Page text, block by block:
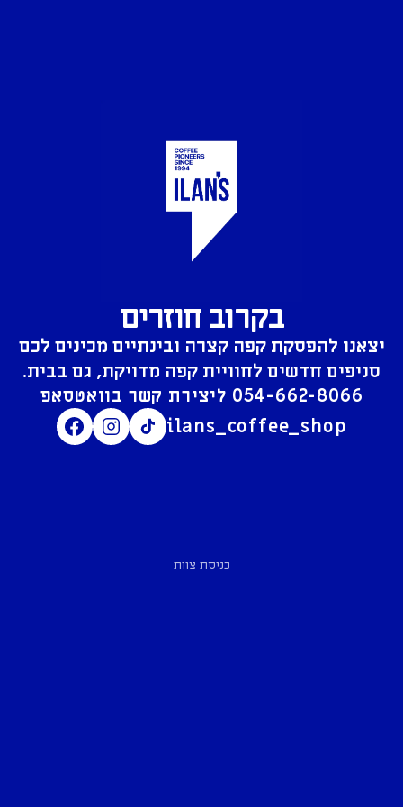
בקרוב חוזרים
יצאנו להפסקת קפה קצרה ובינתיים מכינים לכם
סניפים חדשים לחוויית קפה מדויקת, גם בבית.
054-662-8066
ilans_coffee_shop
כניסת צוות